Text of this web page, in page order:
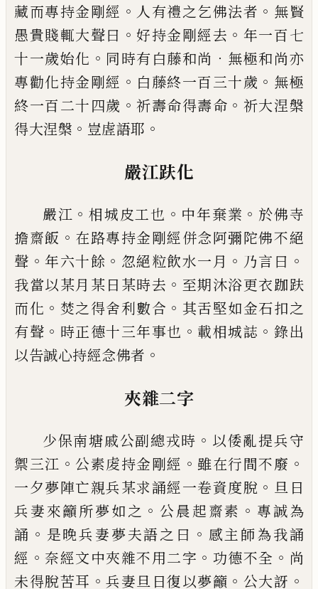
藏而專持金剛經 。 人有禮之乞佛法者 。 無賢
愚貴賤輒大聲曰 。好持金剛經去 。 年一百七
十一歲始化 。 同時有白藤和尚 ． 無極和尚亦
專勸化持金剛經 。 白藤終一百三十歲 。 無極
終一百二十四歲 。祈壽命得壽命 。 祈大涅槃
得大涅槃 。 豈虗語耶 。
嚴江趺化
嚴江 。相城皮工也 。 中年棄業 。 於佛寺
擔齋飯 。 在路專持金剛經併念阿彌陀佛不絕
聲 。 年六十餘 。 忽絕粒飲水一月 。 乃言曰 。
我當以某月某日某時去 。 至期沐浴更衣跏趺
而化 。 焚之得舍利數合 。 其舌堅如金石扣之
有聲 。 時正德十三年事也 。 載相城誌 。錄出
以告誠心持經念佛者 。
夾雜二字
少保南塘戚公副總戎時 。 以倭亂提兵守
禦三江 。公素䖍持金剛經 。雖在行間不廢 。
一夕夢陣亡親兵某求誦經一卷資度脫 。 旦日
兵妻來籲所夢如之 。公晨 起齋素 。 專誠為
誦 。 是晚兵妻夢夫語之曰 。 感主師為我誦
經 。奈經文中夾雜不用二字 。 功德不全 。 尚
未得脫苦耳 。兵妻旦日復以夢籲 。 公大訝 。